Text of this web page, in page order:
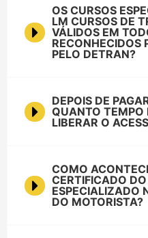
OS CURSOS
LM CURSOS DE
VÁLIDOS EM
RECONHECIDOS
PELO DETRAN?
DEPOIS DE
QUANTO TEMPO
LIBERAR O
COMO
CERTIFICADO
ESPECIALIZADO
DO MOTORISTA?